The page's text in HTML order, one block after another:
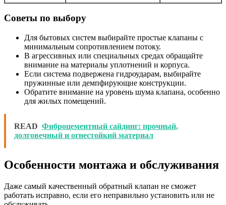
Советы по выбору
Для бытовых систем выбирайте простые клапаны с
минимальным сопротивлением потоку.
В агрессивных или специальных средах обращайте
внимание на материалы уплотнений и корпуса.
Если система подвержена гидроударам, выбирайте
пружинные или демпфирующие конструкции.
Обратите внимание на уровень шума клапана, особенно
для жилых помещений.
READ Фиброцементный сайдинг: прочный,
долговечный и огнестойкий материал
Особенности монтажа и обслуживания
Даже самый качественный обратный клапан не сможет
работать исправно, если его неправильно установить или не